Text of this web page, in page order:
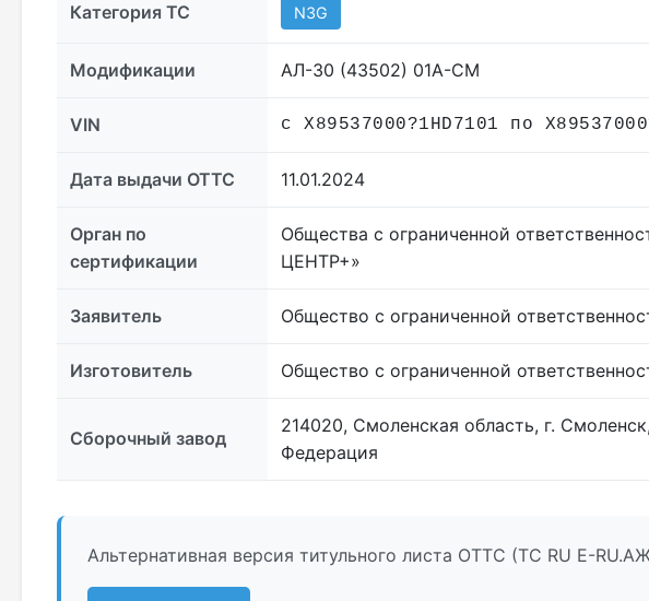
Категория ТС N3G
Модификации АЛ-30 (43502) 01А-СМ
VIN с X89537000?1HD7101 по
Дата выдачи ОТТС 11.01.2024
Орган по
сертификации
Общества с ограниченной
ЦЕНТР+»
Заявитель Общество с ограниченной
Изготовитель Общество с ограниченной
Сборочный завод
214020, Смоленская область, г.
Федерация
Альтернативная версия титульного листа ОТТС (ТС RU Е-